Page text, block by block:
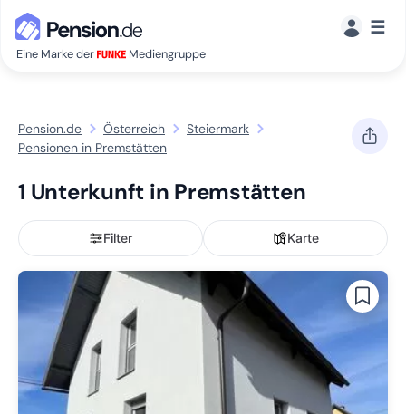
Eine Marke der Mediengruppe
☰
Pension.de Österreich
Steiermark
Pensionen in Premstätten
1 Unterkunft in Premstätten
Filter Karte